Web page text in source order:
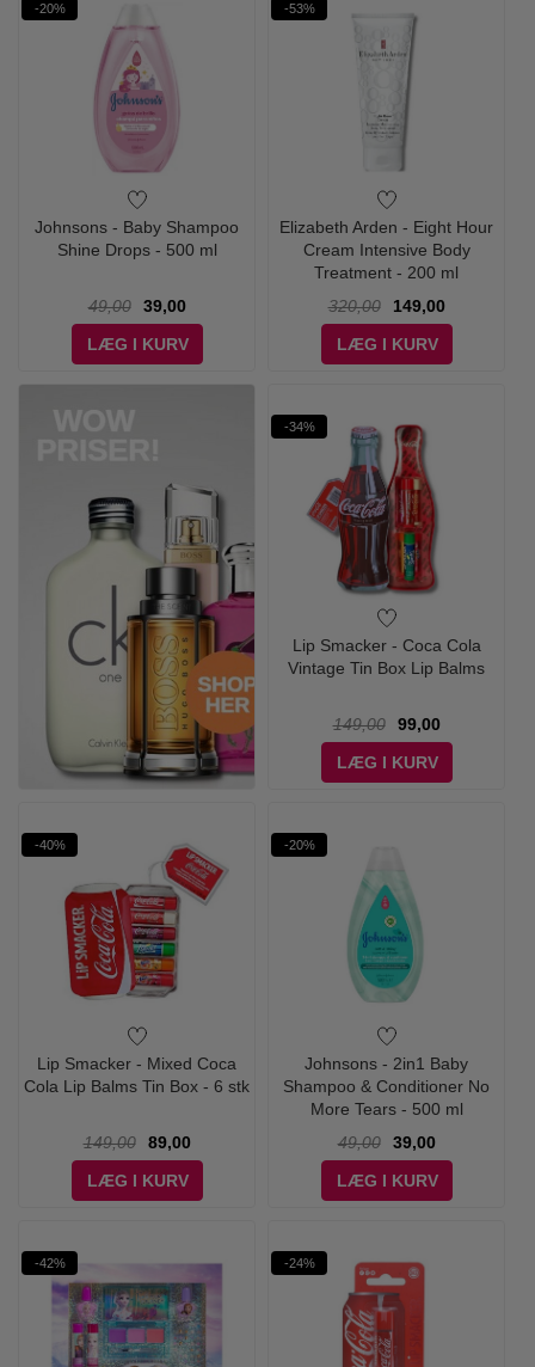
-20%
Johnsons - Baby Shampoo
Shine Drops - 500 ml
49,00
39,00
LÆG I KURV
-53%
Elizabeth Arden - Eight Hour
Cream Intensive Body
Treatment - 200 ml
320,00
149,00
LÆG I KURV
-34%
Lip Smacker - Coca Cola
Vintage Tin Box Lip Balms
149,00
99,00
LÆG I KURV
-40%
Lip Smacker - Mixed Coca
Cola Lip Balms Tin Box - 6 stk
149,00
89,00
LÆG I KURV
-20%
Johnsons - 2in1 Baby
Shampoo & Conditioner No
More Tears - 500 ml
49,00
39,00
LÆG I KURV
-42% -24%